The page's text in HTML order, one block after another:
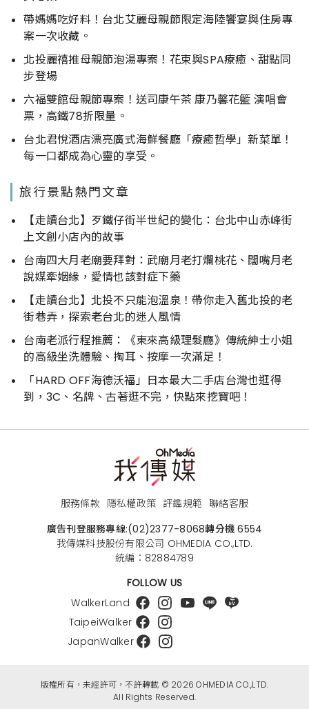
帶媽媽吃好料！台北艾麗母親節限定海陸饗宴與住房專
案一次收藏。
北投麗禧推母親節泡湯專案！花束與SPA療癒、甜點同
步登場
六福雙館母親節專案！送司康午茶 康乃馨花籃 演唱會
票，高鐵78折限量。
台北君悅酒店漂亮廣式海鮮餐廳「療癒哲學」新菜單！
每一口都成為心靈的享受。
旅行景點熱門文章
【走讀台北】歹鐵仔街半世紀的變化：台北中山赤峰街
上文創小店內的故事
台南四大月老廟要拜對：武廟月老打爛桃花、闊嘴月老
說媒牽姻緣，愛情也該對症下藥
【走讀台北】北投不只能泡溫泉！帶你走入舊北投的老
街巷弄，探索老台北的迷人風情
台南老派行程推薦：《東來高級理髮廳》傳統紳士小姐
的高級坐洗體驗、掏耳、按摩一次滿足！
「HARD OFF海德沃福」日本最大二手店台灣也逛得
到，3C、名牌、古著逛不完，快點來挖寶吧！
服務條款 隱私權政策 評鑑規範 聯絡客服
廣告刊登服務專線:(02)2377-8068轉分機 6554
我傳媒科技股份有限公司 OHMEDIA CO.,LTD.
統編：82884789
FOLLOW US
WalkerLand
TaipeiWalker
JapanWalker
版權所有，未經許可，不許轉載 © 2026 OHMEDIA CO.,LTD.
All Rights Reserved.